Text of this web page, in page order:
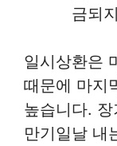
금되
일시상환은
때문에 마지
높습니다.
만기일날 내